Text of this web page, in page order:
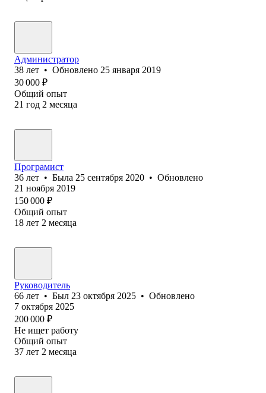
Администратор
38 лет • Обновлено 25 января 2019
30 000 ₽
Общий опыт
21 год 2 месяца
Програмист
36 лет • Была 25 сентября 2020 • Обновлено
21 ноября 2019
150 000 ₽
Общий опыт
18 лет 2 месяца
Руководитель
66 лет • Был 23 октября 2025 • Обновлено
7 октября 2025
200 000 ₽
Не ищет работу
Общий опыт
37 лет 2 месяца